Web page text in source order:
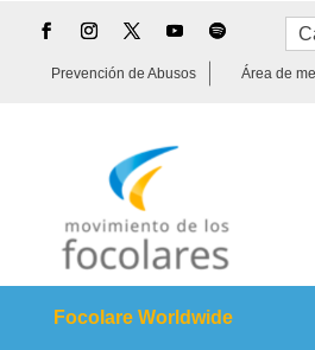
Prevención de Abusos Área de
Focolare Worldwide